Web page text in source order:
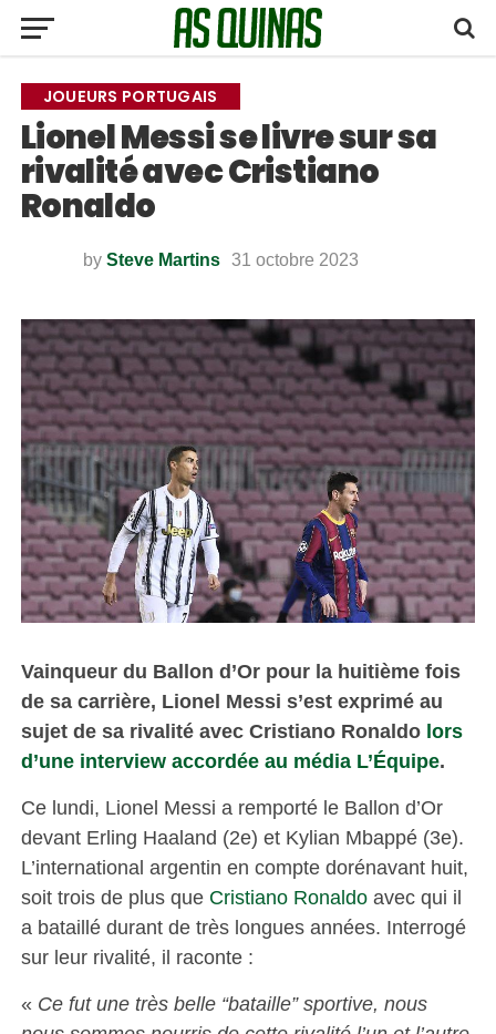
JOUEURS PORTUGAIS
Lionel Messi se livre sur sa
rivalité avec Cristiano
Ronaldo
by Steve Martins 31 octobre 2023
Vainqueur du Ballon d’Or pour la huitième fois
de sa carrière, Lionel Messi s’est exprimé au
sujet de sa rivalité avec Cristiano Ronaldo lors
d’une interview accordée au média L’Équipe.
Ce lundi, Lionel Messi a remporté le Ballon d’Or
devant Erling Haaland (2e) et Kylian Mbappé (3e).
L’international argentin en compte dorénavant huit,
soit trois de plus que Cristiano Ronaldoavec qui il
a bataillé durant de très longues années. Interrogé
sur leur rivalité, il raconte :
« Ce fut une très belle “bataille” sportive, nous